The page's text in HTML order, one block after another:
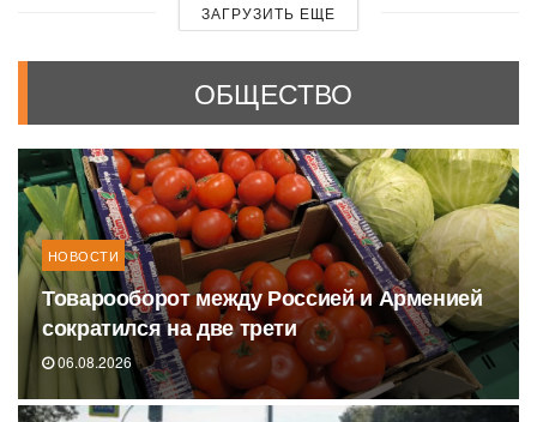
ЗАГРУЗИТЬ ЕЩЕ
ОБЩЕСТВО
НОВОСТИ
Товарооборот между Россией и Арменией
сократился на две трети
06.08.2026